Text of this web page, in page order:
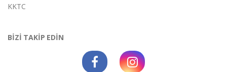
KKTC
BİZİ TAKİP EDİN